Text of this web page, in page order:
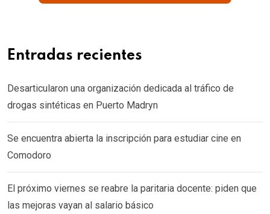
Entradas recientes
Desarticularon una organización dedicada al tráfico de
drogas sintéticas en Puerto Madryn
Se encuentra abierta la inscripción para estudiar cine en
Comodoro
El próximo viernes se reabre la paritaria docente: piden que
las mejoras vayan al salario básico